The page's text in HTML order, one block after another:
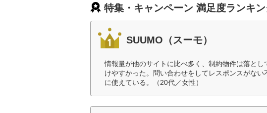
特集・キャンペーン 満足度ランキ
SUUMO（スーモ）
情報量が他のサイトに比べ多く、制約物件は落と
けやすかった。問い合わせをしてレスポンスがな
に使えている。（20代／女性）